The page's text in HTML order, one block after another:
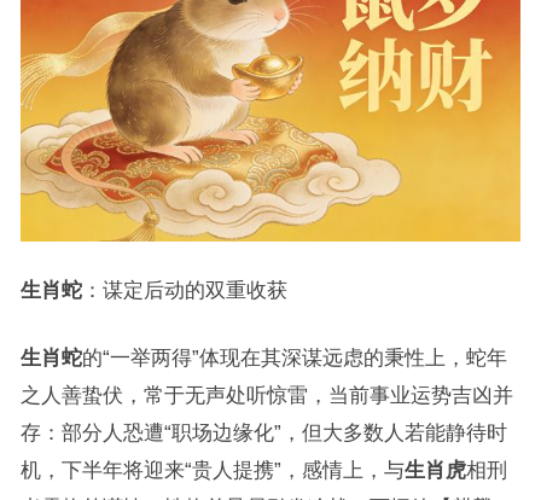
生肖蛇：谋定后动的双重收获
生肖蛇的“一举两得”体现在其深谋远虑的秉性上，蛇年
之人善蛰伏，常于无声处听惊雷，当前事业运势吉凶并
存：部分人恐遭“职场边缘化”，但大多数人若能静待时
机，下半年将迎来“贵人提携”，感情上，与生肖虎相刑